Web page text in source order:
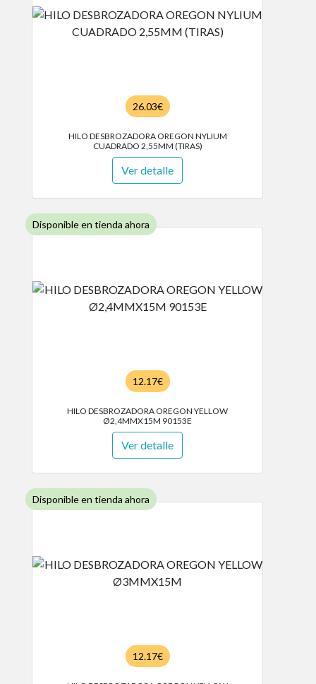
26.03€
HILO DESBROZADORA OREGON NYLIUM
CUADRADO 2,55MM (TIRAS)
Ver detalle
Disponible en tienda ahora
12.17€
HILO DESBROZADORA OREGON YELLOW
Ø2,4MMX15M 90153E
Ver detalle
Disponible en tienda ahora
12.17€